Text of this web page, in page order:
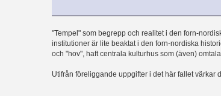
"Tempel" som begrepp och realitet i den forn-
institutioner är lite beaktat i den forn-nordiska
och "hov", haft centrala kulturhus som (även)
Utifrån föreliggande uppgifter i det här fallet värkar